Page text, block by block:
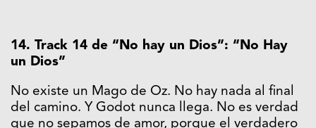
14. Track 14 de “No hay un Dios”: “No Hay
un Dios”
No existe un Mago de Oz. No hay nada al final
del camino. Y Godot nunca llega. No es verdad
que no sepamos de amor, porque el verdadero